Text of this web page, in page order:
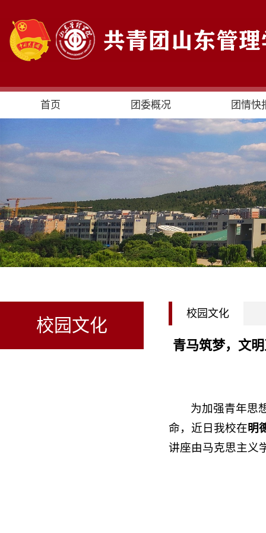
首页 团委概况 团情快
校园文化
校园文化
青马筑梦，文
为加强青年思
命，近日我校在明
讲座由马克思主义